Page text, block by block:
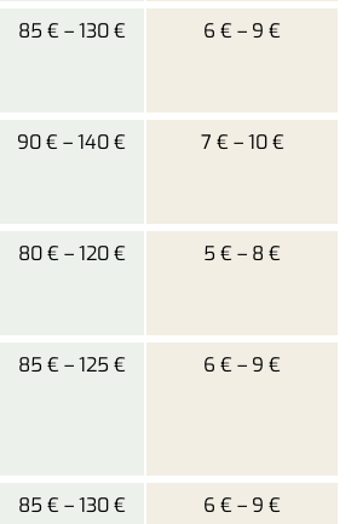
85 € – 130 € 6 € – 9 €
90 € – 140 € 7 € – 10 €
80 € – 120 € 5 € – 8 €
85 € – 125 € 6 € – 9 €
85 € – 130 € 6 € – 9 €